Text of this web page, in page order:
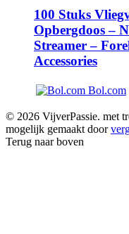
100 Stuks
Opbergdoos –
Streamer –
Accessories
Bol.com
© 2026 VijverPassie. met
mogelijk gemaakt door
Terug naar boven